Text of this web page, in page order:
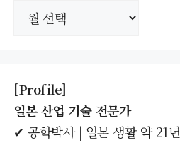
[Profile]
일본 산업 기술 전문가
✔ 공학박사 | 일본 생활 약 21년